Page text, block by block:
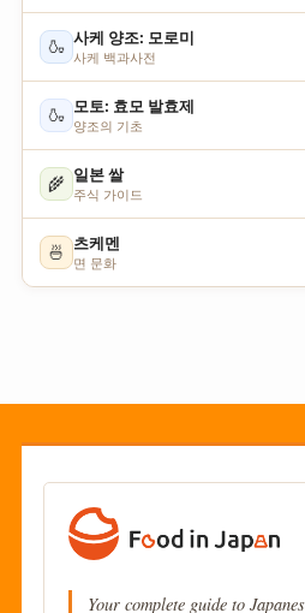
🍶 사케 양조: 모로미
사케 백과사전
🍶 모토: 효모 발효제
양조의 기초
🌾 일본 쌀
주식 가이드
🍜 츠케멘
면 문화
Your complete guide to